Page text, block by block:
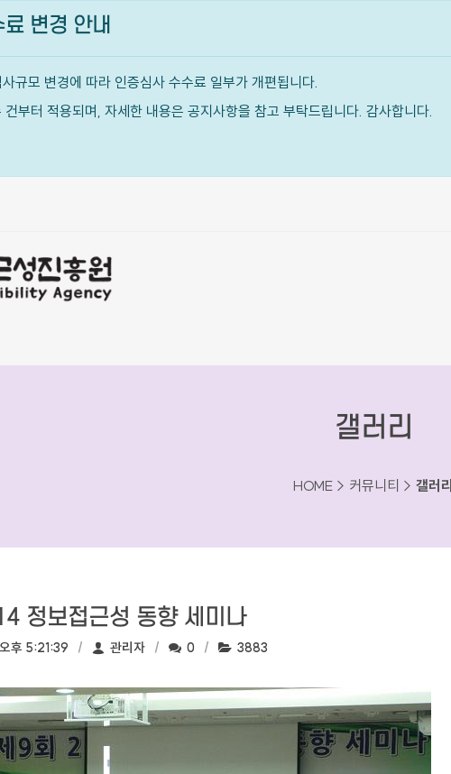
변경 안내
규모 변경에 따라 인증심사 수수료 일부가 개편됩니다.
부터 적용되며, 자세한 내용은 공지사항을 참고 부탁드립니다. 감사합니다.
갤러리
HOME > 커뮤니티 > 갤러리
정보접근성 동향 세미나
후 5:21:39 작성자:
관리자 댓글수:
0 조회수:
3883